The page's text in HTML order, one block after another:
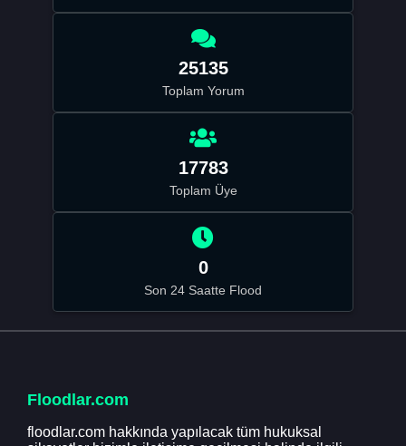
25135
Toplam Yorum
17783
Toplam Üye
0
Son 24 Saatte Flood
Floodlar.com
floodlar.com hakkında yapılacak tüm hukuksal